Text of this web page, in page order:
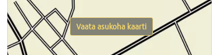
Vaata asukoha kaarti